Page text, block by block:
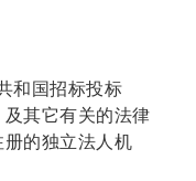
和国招标投标
其它有关的法律
的独立法人机